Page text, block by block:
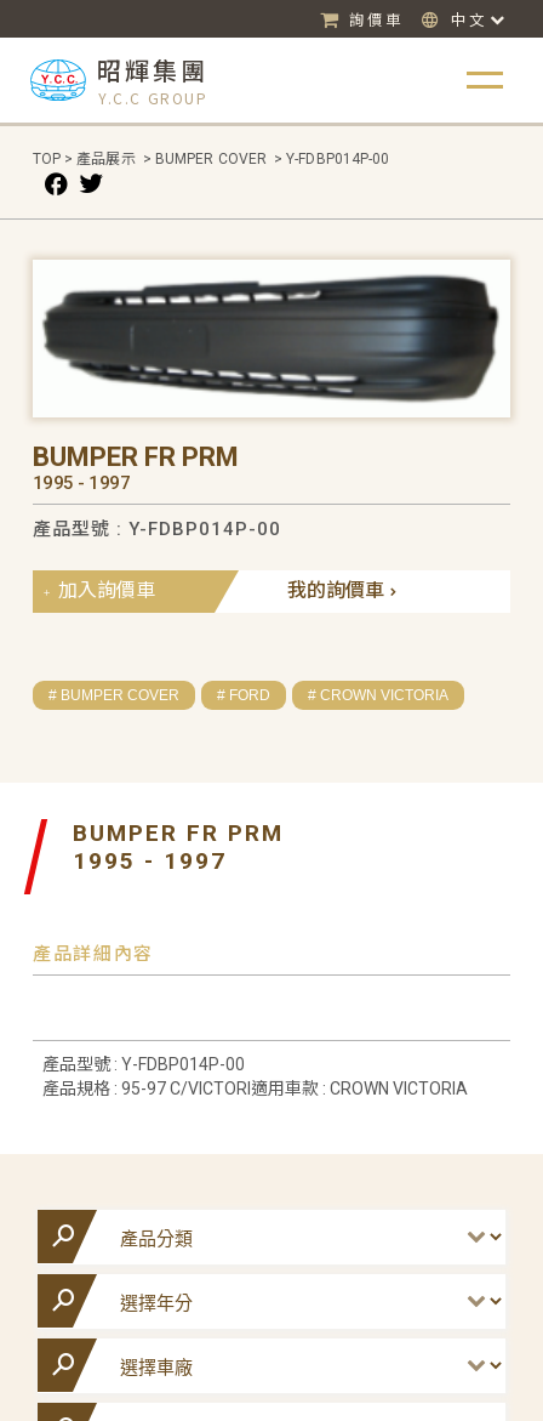
詢價車 中文
昭輝集團
Y.C.C GROUP
TOP > 產品展示 > BUMPER COVER > Y-FDBP014P-00
BUMPER FR PRM
1995 - 1997
產品型號 : Y-FDBP014P-00
我的詢價車
加入詢價車
# BUMPER COVER # FORD # CROWN VICTORIA
BUMPER FR PRM
1995 - 1997
產品詳細內容
產品型號 : Y-FDBP014P-00
產品規格 : 95-97 C/VICTORI適用車款 : CROWN VICTORIA